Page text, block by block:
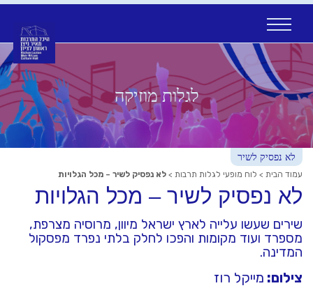
Skip
to
content
לגלות מוזיקה
לא נפסיק לשיר
עמוד הבית > לוח מופעי לגלות תרבות > לא נפסיק לשיר – מכל הגלויות
לא נפסיק לשיר – מכל הגלויות
שירים שעשו עלייה לארץ ישראל מיוון, מרוסיה מצרפת,
מספרד ועוד מקומות והפכו לחלק בלתי נפרד מפסקול
המדינה.
צילום: מייקל רוז